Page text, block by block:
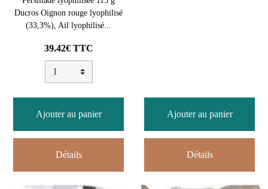
Ducros Oignon rouge lyophilisé
(33,3%), Ail lyophilisé...
39.42€ TTC
Ajouter au panier
Détails
Ajouter au panier
Détails